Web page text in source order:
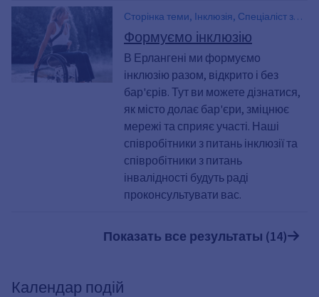
Сторінка теми, Інклюзія, Спеціаліст з
питань інклюзії, Представник з
інвалідністю
Формуємо інклюзію
В Ерлангені ми формуємо
інклюзію разом, відкрито і без
бар'єрів. Тут ви можете дізнатися,
як місто долає бар'єри, зміцнює
мережі та сприяє участі. Наші
співробітники з питань інклюзії та
співробітники з питань
інвалідності будуть раді
проконсультувати вас.
Показать все результаты (14)
Календар подій